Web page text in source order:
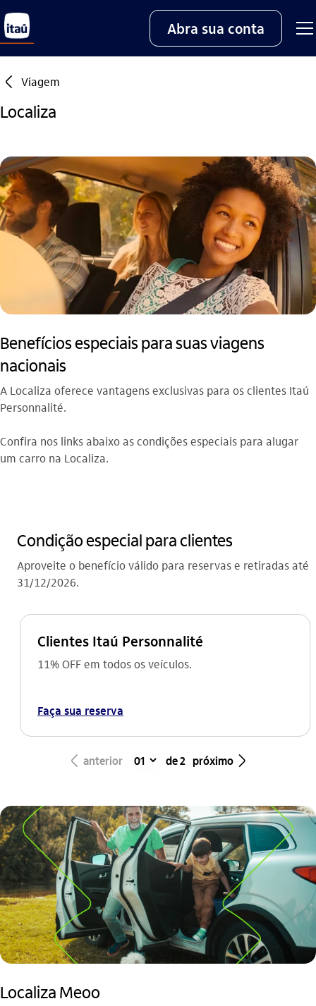
Abra sua conta
seta_esquerda Viagem
Localiza
Benefícios especiais para suas viagens
nacionais
A Localiza oferece vantagens exclusivas para os clientes Itaú
Personnalité.
Confira nos links abaixo as condições especiais para alugar
um carro na Localiza.
Condição especial para clientes
Aproveite o benefício válido para reservas e retiradas até
31/12/2026.
Clientes Itaú Personnalité
11% OFF em todos os veículos.
Faça sua reserva
seta_esquerda anterior de 2 próximo seta_direita
Localiza Meoo